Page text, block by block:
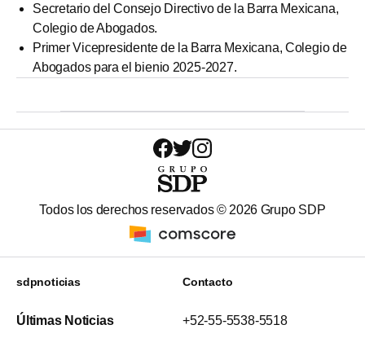
Secretario del Consejo Directivo de la Barra Mexicana,
Colegio de Abogados.
Primer Vicepresidente de la Barra Mexicana, Colegio de
Abogados para el bienio 2025-2027.
Todos los derechos reservados © 2026 Grupo SDP
sdpnoticias
Últimas Noticias
Contacto
+52-55-5538-5518